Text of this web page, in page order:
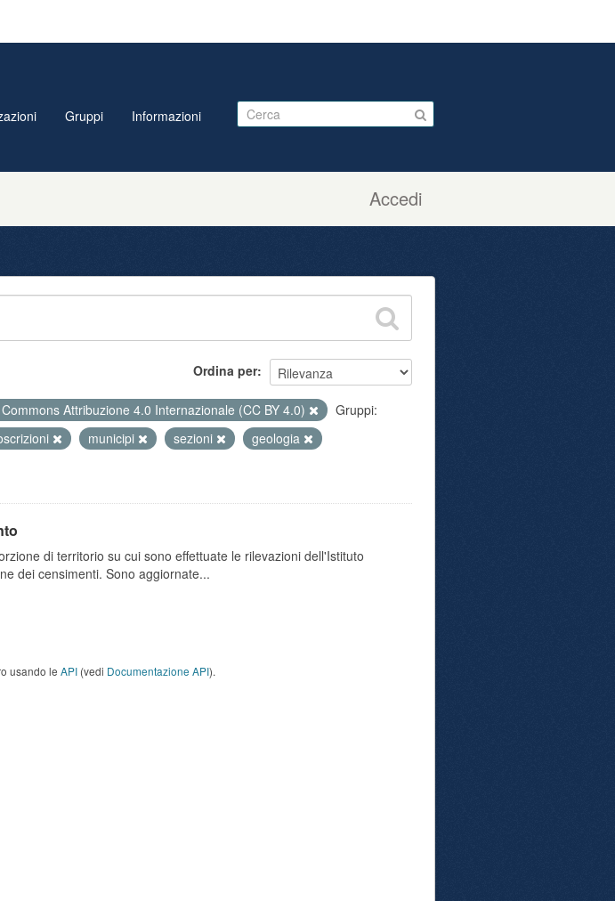
Accedi
Gruppi Informazioni
Ordina per
Attribuzione 4.0 Internazionale (CC BY 4.0)
Gruppi:
municipi sezioni
geologia
di territorio su cui sono effettuate le rilevazioni dell'Istituto
dei censimenti. Sono aggiornate...
usando le API (vedi Documentazione API).